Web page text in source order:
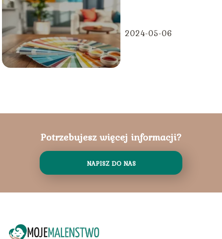
nastrój?
2024-05-06
Potrzebujesz więcej informacji?
NAPISZ DO NAS